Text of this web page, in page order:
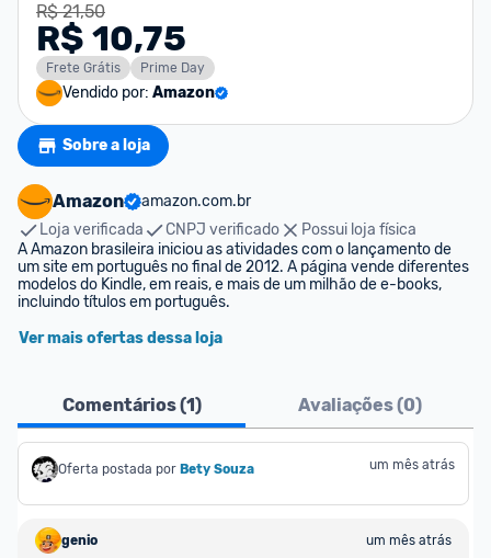
R$ 21,50
R$ 10,75
Frete Grátis Prime Day
Vendido por: Amazon
Sobre a loja
Amazon
amazon.com.br
Loja verificada
CNPJ verificado
Possui loja física
A Amazon brasileira iniciou as atividades com o lançamento de
um site em português no final de 2012. A página vende diferentes
modelos do Kindle, em reais, e mais de um milhão de e-books,
incluindo títulos em português.
Ver mais ofertas dessa loja
Comentários (1) Avaliações (0)
Oferta postada por Bety Souza um mês atrás
genio
um mês atrás